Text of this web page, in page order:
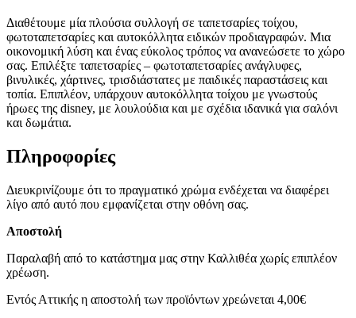
Διαθέτουμε μία πλούσια συλλογή σε ταπετσαρίες τοίχου,
φωτοταπετσαρίες και αυτοκόλλητα ειδικών προδιαγραφών. Μια
οικονομική λύση και ένας εύκολος τρόπος να ανανεώσετε το χώρο
σας. Επιλέξτε ταπετσαρίες – φωτοταπετσαρίες ανάγλυφες,
βινυλικές, χάρτινες, τρισδιάστατες με παιδικές παραστάσεις και
τοπία. Επιπλέον, υπάρχουν αυτοκόλλητα τοίχου με γνωστούς
ήρωες της disney, με λουλούδια και με σχέδια ιδανικά για σαλόνι
και δωμάτια.
Πληροφορίες
Διευκρινίζουμε ότι το πραγματικό χρώμα ενδέχεται να διαφέρει
λίγο από αυτό που εμφανίζεται στην οθόνη σας.
Αποστολή
Παραλαβή από το κατάστημα μας στην Καλλιθέα χωρίς επιπλέον
χρέωση.
Εντός Αττικής η αποστολή των προϊόντων χρεώνεται 4,00€